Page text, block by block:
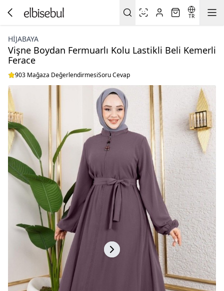
TR
HİJABAYA
Vişne Boydan Fermuarlı Kolu Lastikli Beli Kemerli
Ferace
903 Mağaza DeğerlendirmesiSoru Cevap